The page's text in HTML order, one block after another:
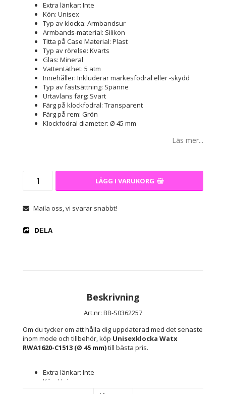
Extra länkar: Inte
Kön: Unisex
Typ av klocka: Armbandsur
Armbands-material: Silikon
Titta på Case Material: Plast
Typ av rörelse: Kvarts
Glas: Mineral
Vattentäthet: 5 atm
Innehåller: Inkluderar märkesfodral eller -skydd
Typ av fastsättning: Spänne
Urtavlans färg: Svart
Färg på klockfodral: Transparent
Färg på rem: Grön
Klockfodral diameter: Ø 45 mm
Läs mer...
LÄGG I VARUKORG
Maila oss, vi svarar snabbt!
DELA
Beskrivning
Art.nr: BB-S0362257
Om du tycker om att hålla dig uppdaterad med det senaste
inom mode och tillbehör, köp Unisexklocka Watx
RWA1620-C1513 (Ø 45 mm) till bästa pris.
Extra länkar: Inte
Kön: Unisex